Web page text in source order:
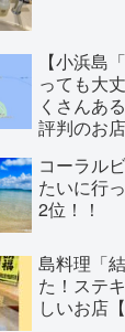
【小浜島
っても大
くさんあ
評判のお店
コーラル
たいに行
2位！！
島料理「
た！ステ
しいお店